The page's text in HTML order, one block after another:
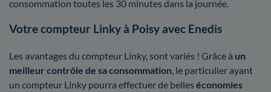
consommation toutes les 30 minutes dans la journée.
Votre compteur Linky à Poisy avec Enedis
Les avantages du compteur Linky, sont variés ! Grâce à un
meilleur contrôle de sa consommation , le particulier ayant
un compteur Linky pourra effectuer de belles économies